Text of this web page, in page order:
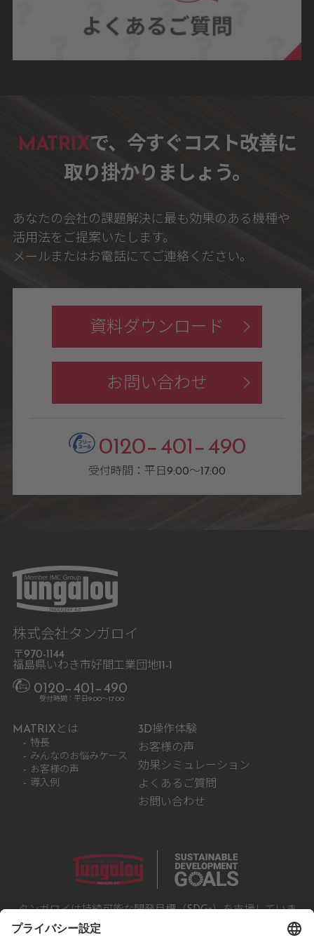
MATRIXで、今すぐコスト改善に
取り掛かりましょう。
あなたの会社の課題解決に最も効果のある機種や
活用法をご提案いたします。
メールまたはお電話にてご連絡ください。
資料ダウンロード
お問い合わせ
0120−401−490
受付時間：平日9:00〜17:00
株式会社タンガロイ
〒970-1144
福島県いわき市好間工業団地11-1
0120−401−490
受付時間：平日9:00〜17:00
MATRIXとは
特長
みんなのお悩みケース
お客様の声
導入例
3D操作体験
お客様の声
効果シミュレーション
よくあるご質問
お問い合わせ
タンガロイは持続可能な開発目標（SDGs）を支援していま